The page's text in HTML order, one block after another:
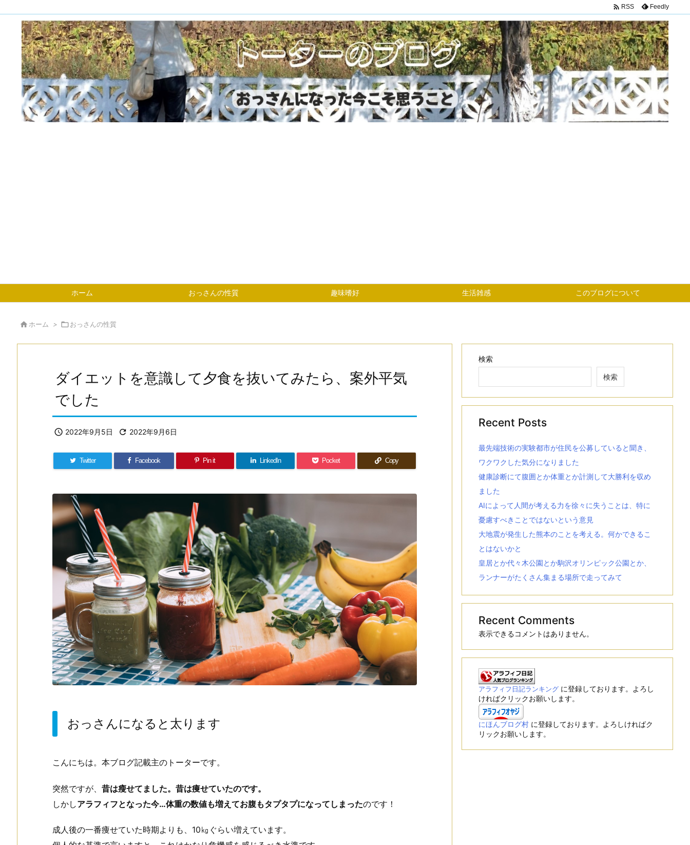
ホーム おっさんの性質 趣味嗜好 生活雑感 このブログについて
 RSS Feedly
ホーム > おっさんの性質
ダイエットを意識して夕食を抜いてみたら、案外平気
でした
 2022年9月5日  2022年9月6日
Twitter Facebook Pin it LinkedIn Pocket Copy
おっさんになると太ります
こんにちは。本ブログ記載主のトーターです。
突然ですが、 昔は瘦せてました。昔は痩せていたのです。
しかしアラフィフとなった今…体重の数値も増えてお腹もタプタプになってしまったのです！
成人後の一番痩せていた時期よりも、10㎏ぐらい増えています。
検索
検索
Recent Posts
最先端技術の実験都市が住民を公募していると聞き、
ワクワクした気分になりました
健康診断にて腹囲とか体重とか計測して大勝利を収め
ました
AIによって人間が考える力を徐々に失うことは、特に
憂慮すべきことではないという意見
大地震が発生した熊本のことを考える。何かできるこ
とはないかと
皇居とか代々木公園とか駒沢オリンピック公園とか、
ランナーがたくさん集まる場所で走ってみて
Recent Comments
表示できるコメントはありません。
アラフィフ日記ランキング に登録しております。よろし
ければクリックお願いします。
にほんブログ村 に登録しております。よろしければク
リックお願いします。